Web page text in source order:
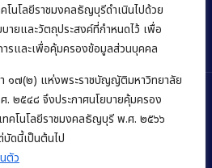
โนโลยีราชมงคลธัญบุรีดำเนินไปด้วย
ายและวัตถุประสงค์ที่กำหนดไว้ เพื่อ
รและเพื่อคุ้มครองข้อมูลส่วนบุคคล
า ๑๗(๒) แห่งพระราชบัญญัติมหาวิทยาลัย
. ๒๕๔๘ จึงประกาศนโยบายคุ้มครอง
คโนโลยีราชมงคลธัญบุรี พ.ศ. ๒๕๖๖
ดนี้เป็นต้นไป
ตัว
ธุรกิจ มหาวิทยาลัยเทคโนโลยีราชมงคล
ธัญบุรี